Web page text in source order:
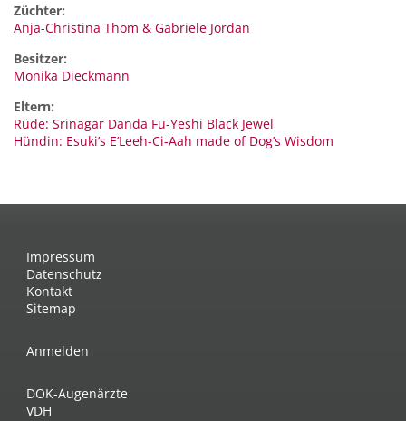
Züchter:
Anja-Christina Thom & Gabriele Jordan
Besitzer:
Monika Dieckmann
Eltern:
Rüde: Srinagar Danda Fu-Yeshi Black Jewel
Hündin: Esuki’s E’Leeh-Ci-Aah made of Dog’s Wisdom
Impressum
Datenschutz
Kontakt
Sitemap
Anmelden
DOK-Augenärzte
VDH